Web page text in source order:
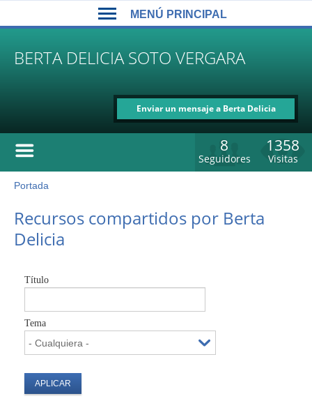
BERTA DELICIA SOTO VERGARA
Enviar un mensaje a Berta Delicia
1358
Visitas
8
Seguidores
Usted
está
aquí
Portada
to
top
Recursos compartidos por Berta
Delicia
Título
Tema
MENÚ PRINCIPAL
MENÚ
PRINCIPAL